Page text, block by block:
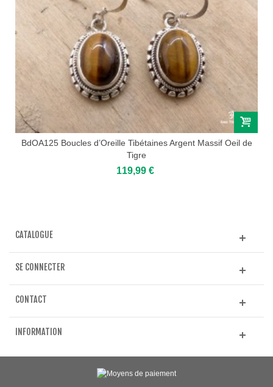
BdOA125 Boucles d’Oreille Tibétaines Argent Massif Oeil de
Tigre
119,99 €
CATALOGUE
SE CONNECTER
CONTACT
INFORMATION